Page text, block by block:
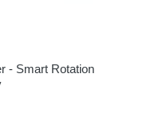
- Smart Rotation